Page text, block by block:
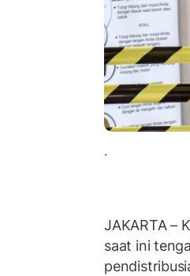
.
JAKARTA –
saat ini